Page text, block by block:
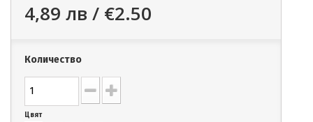
4,89 лв / €2.50
Количество
Цвят